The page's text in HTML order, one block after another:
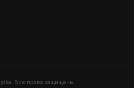
Все права защищены.